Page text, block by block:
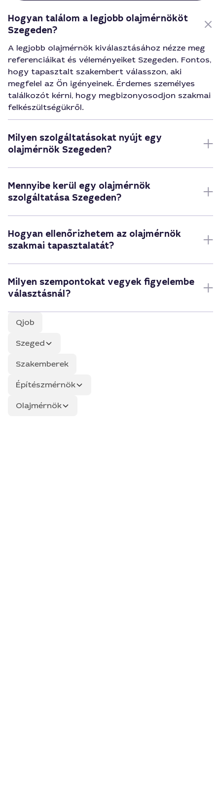
Hogyan találom a legjobb olajmérnököt
Szegeden?
A legjobb olajmérnök kiválasztásához nézze meg
referenciáikat és véleményeiket Szegeden. Fontos,
hogy tapasztalt szakembert válasszon, aki
megfelel az Ön igényeinek. Érdemes személyes
találkozót kérni, hogy megbizonyosodjon szakmai
felkészültségükről.
Milyen szolgáltatásokat nyújt egy
olajmérnök Szegeden?
Mennyibe kerül egy olajmérnök
szolgáltatása Szegeden?
Hogyan ellenőrizhetem az olajmérnök
szakmai tapasztalatát?
Milyen szempontokat vegyek figyelembe
választásnál?
Qjob
Szeged
Szakemberek
Építészmérnök
Olajmérnök